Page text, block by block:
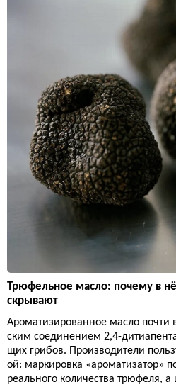
Трюфельное масло: почему в
скрывают
Ароматизированное масло почти
ским соединением 2,4-
щих грибов. Производители
ой: маркировка «ароматизатор»
реального количества трюфеля,